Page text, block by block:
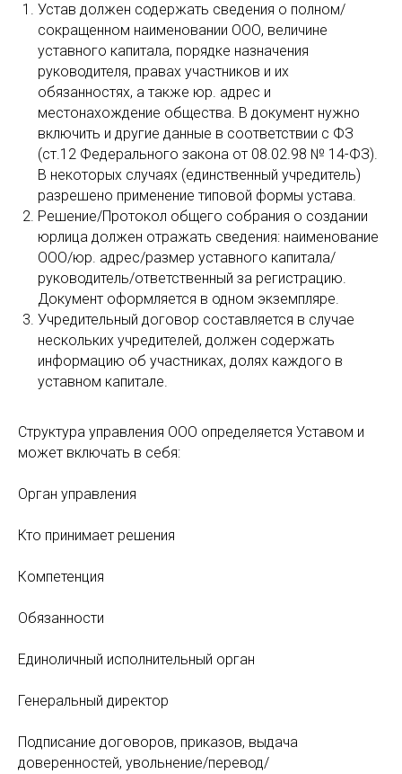
Устав должен содержать сведения о полном/
сокращенном наименовании ООО, величине
уставного капитала, порядке назначения
руководителя, правах участников и их
обязанностях, а также юр. адрес и
местонахождение общества. В документ нужно
включить и другие данные в соответствии с ФЗ
(ст.12 Федерального закона от 08.02.98 № 14-ФЗ).
В некоторых случаях (единственный учредитель)
разрешено применение типовой формы устава.
Решение/Протокол общего собрания о создании
юрлица должен отражать сведения: наименование
ООО/юр. адрес/размер уставного капитала/
руководитель/ответственный за регистрацию.
Документ оформляется в одном экземпляре.
Учредительный договор составляется в случае
нескольких учредителей, должен содержать
информацию об участниках, долях каждого в
уставном капитале.
Структура управления ООО определяется Уставом и
может включать в себя:
Орган управления
Кто принимает решения
Компетенция
Обязанности
Единоличный исполнительный орган
Генеральный директор
Подписание договоров, приказов, выдача
доверенностей, увольнение/перевод/